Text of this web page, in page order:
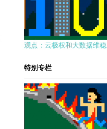
观点：云极权和大数据维稳
特别专栏